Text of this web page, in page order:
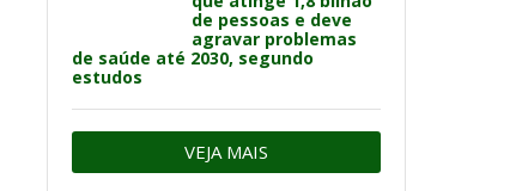
de pessoas e deve
agravar problemas
de saúde até 2030, segundo
estudos
VEJA MAIS